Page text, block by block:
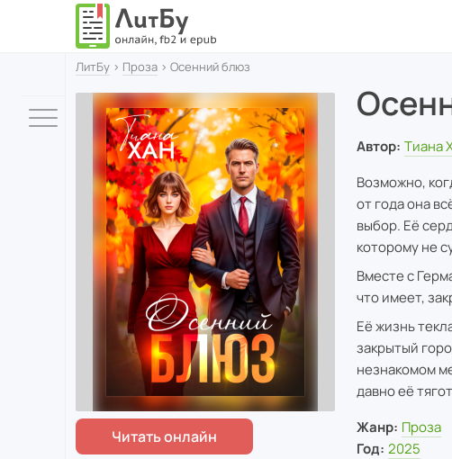
ЛитБу › Проза › Осенний блюз
Автор: Тиана
Возможно,
от года она
выбор. Её
которому не
Вместе с
что имеет,
Её жизнь
закрытый
незнакомом
давно её
Жанр: Проза
Год: 2025